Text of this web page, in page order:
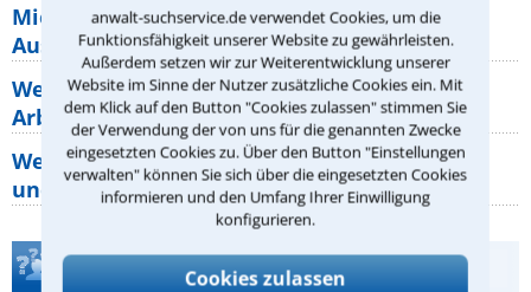
anwalt-suchservice.de verwendet Cookies, um die
Funktionsfähigkeit unserer Website zu gewährleisten.
Außerdem setzen wir zur Weiterentwicklung unserer
Website im Sinne der Nutzer zusätzliche Cookies ein. Mit
dem Klick auf den Button "Cookies zulassen" stimmen Sie
der Verwendung der von uns für die genannten Zwecke
eingesetzten Cookies zu. Über den Button "Einstellungen
verwalten" können Sie sich über die eingesetzten Cookies
informieren und den Umfang Ihrer Einwilligung
konfigurieren.
Cookies zulassen
Mietpreisbremse 2026: Alle Regeln,
Ausnahmen und Rechte für Mieter
Welche Regeln für Teilnahme, Urlaub,
Arbeitszeit gelten beim
Welche Rechte hat der Käufer eines Pferdes
und wie macht man sie
Teste Dein Rechtswissen